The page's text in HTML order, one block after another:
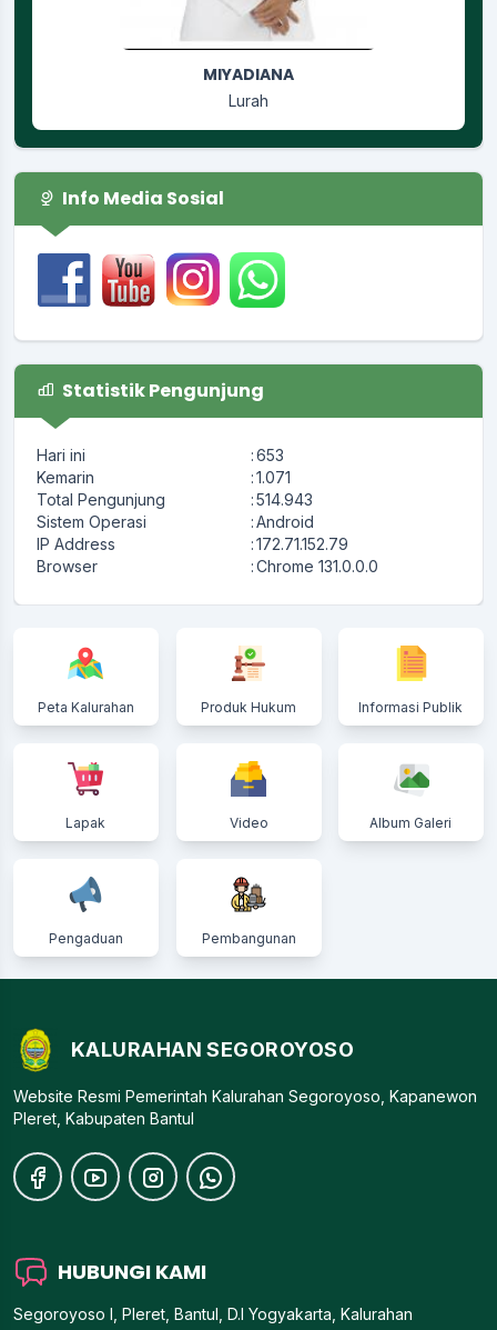
Info Media Sosial
Statistik Pengunjung
Hari ini :653
Kemarin
:1.071
Total Pengunjung
:514.943
Sistem Operasi
:Android
IP Address
:172.71.152.79
Browser
:Chrome 131.0.0.0
Peta Kalurahan Produk Hukum Informasi Publik
Lapak Video Album Galeri
Pengaduan Pembangunan
KALURAHAN SEGOROYOSO
Website Resmi Pemerintah Kalurahan Segoroyoso, Kapanewon
Pleret, Kabupaten Bantul
HUBUNGI KAMI
Segoroyoso I, Pleret, Bantul, D.I Yogyakarta, Kalurahan